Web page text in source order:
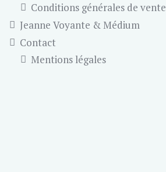
Conditions générales de vente
Jeanne Voyante & Médium
Contact
Mentions légales